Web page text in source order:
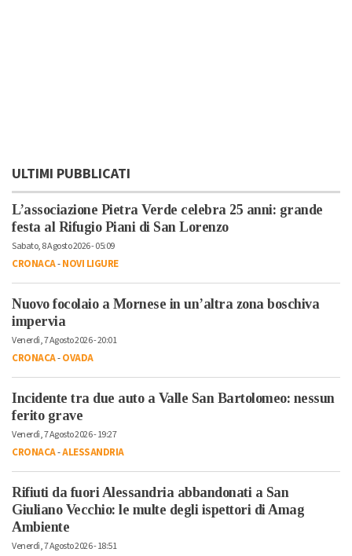
ULTIMI PUBBLICATI
L’associazione Pietra Verde celebra 25 anni: grande
festa al Rifugio Piani di San Lorenzo
Sabato, 8 Agosto 2026 - 05:09
CRONACA-NOVI LIGURE
Nuovo focolaio a Mornese in un’altra zona boschiva
impervia
Venerdì, 7 Agosto 2026 - 20:01
CRONACA-OVADA
Incidente tra due auto a Valle San Bartolomeo: nessun
ferito grave
Venerdì, 7 Agosto 2026 - 19:27
CRONACA-ALESSANDRIA
Rifiuti da fuori Alessandria abbandonati a San
Giuliano Vecchio: le multe degli ispettori di Amag
Ambiente
Venerdì, 7 Agosto 2026 - 18:51